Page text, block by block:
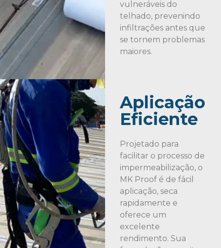
vulneráveis do
telhado, prevenindo
infiltrações antes que
se tornem problemas
maiores.
Aplicação
Eficiente
Projetado para
facilitar o processo de
impermeabilização, o
MK Proof é de fácil
aplicação, seca
rapidamente e
oferece um
excelente
rendimento. Sua